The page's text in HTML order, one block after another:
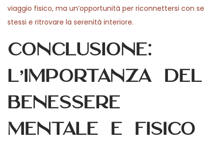
viaggio fisico, ma un’opportunità per riconnettersi con se
stessi e ritrovare la serenità interiore.
Conclusione:
L’importanza del
benessere
mentale e fisico